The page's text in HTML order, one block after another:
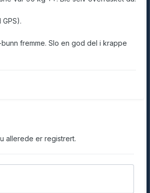
fremme. Slo en god del i krappe
allerede er registrert.